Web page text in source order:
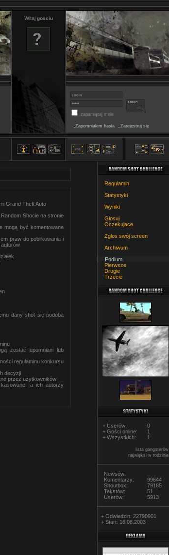
Witaj gosciu
zapamiętaj mnie
Zapomniałem hasła Zarejestruj się
Grand Theft Auto
Shocie na stronie
mogą być komentowane
praw do publikowania i
dany shot się podoba
zostać upomniani lub
regulaminu konkursu
decyzji
przez użytkowników
a ich autorzy
Regulamin
Statystyki
Wyniki
Głosuj
Oczekujace
Zglos swój screen
Archiwum
Podium
Pierwsze
Drugie
Trzecie
+ Userów:
0
+ Gości online:
1
+ Wszystkich:
1
lista gangsterów
najwięksi w rodzinie
Newsów:
Komentarzy:
99644
Shoutbox:
79185
Tekstów:
51
Userów:
5913
+ Odwiedzin: 22790901
+ Start: 16.08.2003